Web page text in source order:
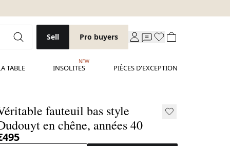
Sell Pro buyers
TABLE INSOLITES
NEW
PIÈCES D'EXCEPTION
fauteuil bas style
en chêne, années 40